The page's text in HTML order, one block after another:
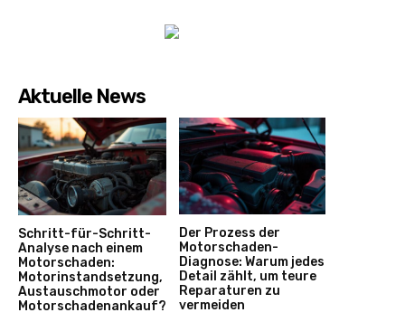
Aktuelle News
Schritt-für-Schritt-
Analyse nach einem
Motorschaden:
Motorinstandsetzung,
Austauschmotor oder
Motorschadenankauf?
Der Prozess der
Motorschaden-
Diagnose: Warum jedes
Detail zählt, um teure
Reparaturen zu
vermeiden